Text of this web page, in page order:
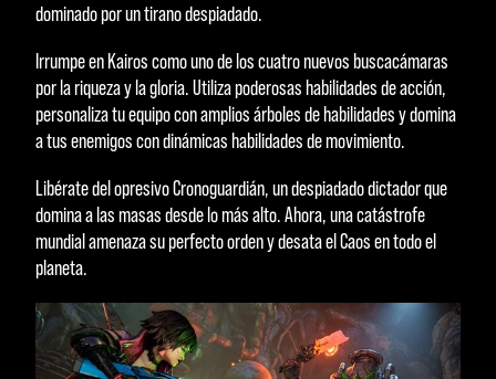
dominado por un tirano despiadado.
Irrumpe en Kairos como uno de los cuatro nuevos buscacámaras
por la riqueza y la gloria. Utiliza poderosas habilidades de acción,
personaliza tu equipo con amplios árboles de habilidades y domina
a tus enemigos con dinámicas habilidades de movimiento.
Libérate del opresivo Cronoguardián, un despiadado dictador que
domina a las masas desde lo más alto. Ahora, una catástrofe
mundial amenaza su perfecto orden y desata el Caos en todo el
planeta.